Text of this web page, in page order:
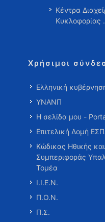
Κέντρα
Κυκλοφορίας
Χρήσιμοι
Ελληνική
ΥΝΑΝΠ
Η σελίδα μου -
Επιτελική Δομή
Κώδικας Ηθικής
Συμπεριφοράς
Τομέα
Ι.Ι.Ε.Ν.
Π.Ο.Ν.
Π.Σ.